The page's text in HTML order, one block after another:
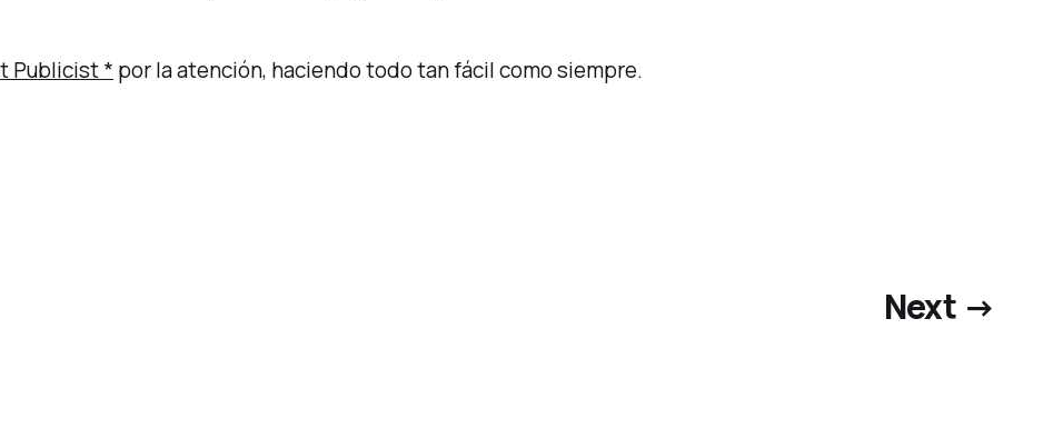
Publicist * por la atención, haciendo todo tan fácil como siempre.
Next →